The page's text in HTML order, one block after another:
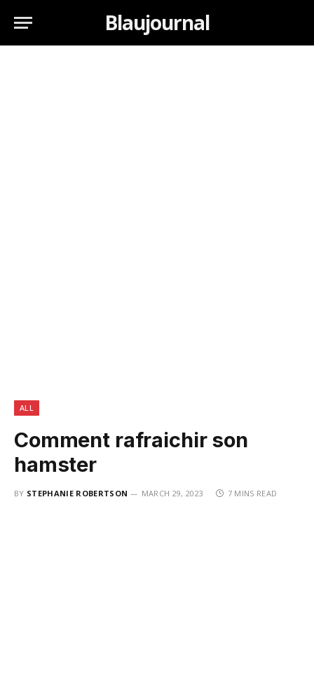
Blaujournal
ALL
Comment rafraichir son
hamster
BY STEPHANIE ROBERTSON MARCH 29, 2023 7 MINS READ